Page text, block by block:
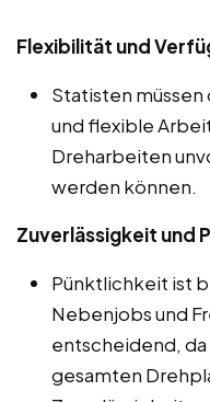
Flexibilität und
Statisten
und flexible
Dreharbeiten
werden können.
Zuverlässigkeit und
Pünktlichkeit ist
Nebenjobs und
entscheidend,
gesamten